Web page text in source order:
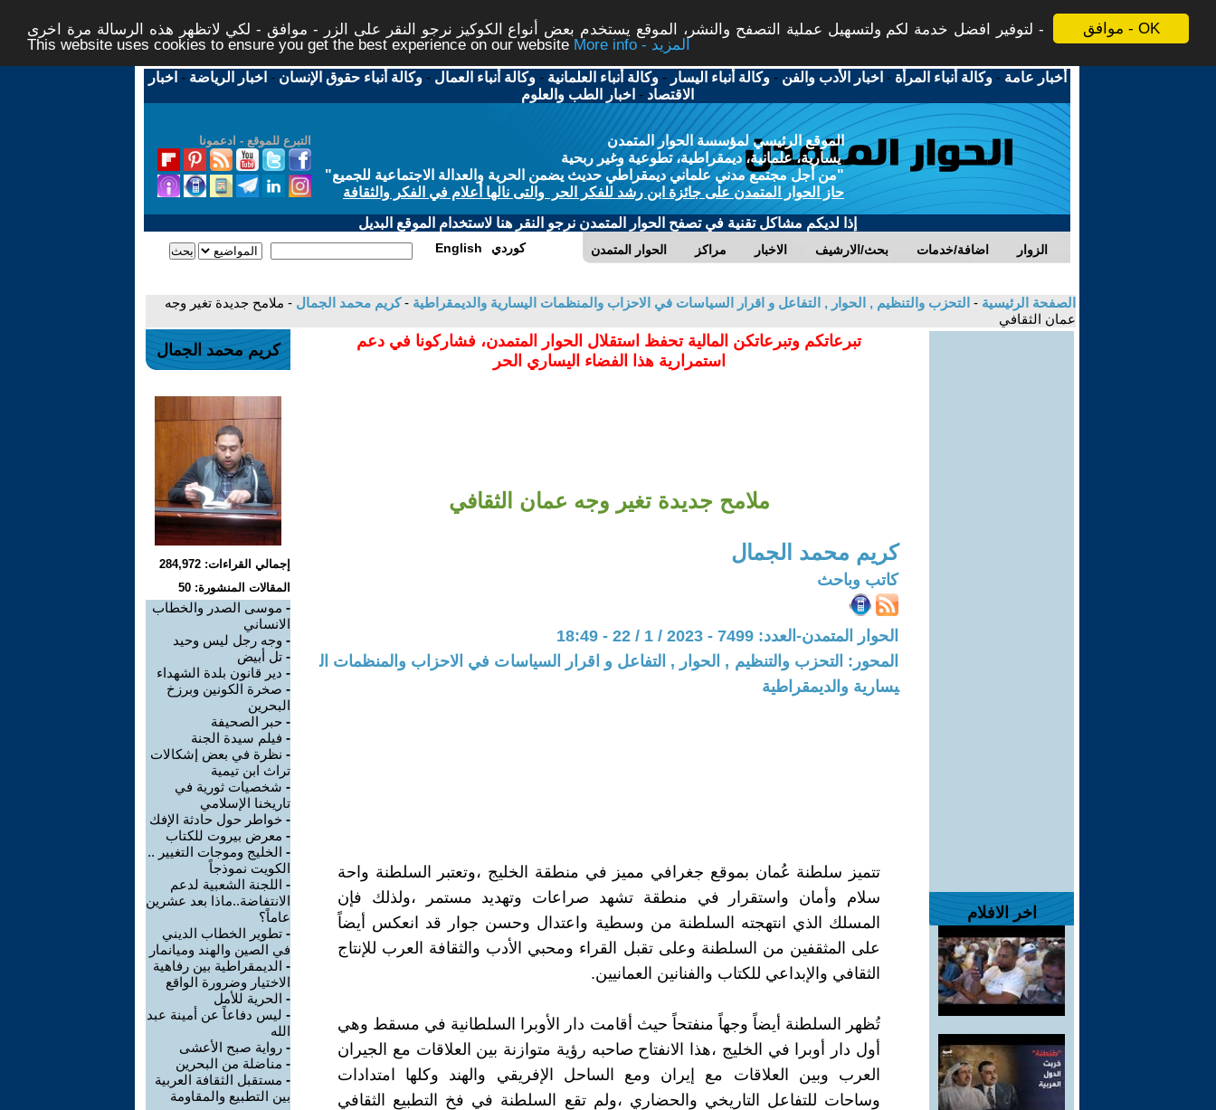
موافق - OK
لتوفير افضل خدمة لكم ولتسهيل عملية التصفح والنشر، الموقع يستخدم بعض أنواع الكوكيز نرجو النقر على الزر - موافق - لكي لاتظهر هذه الرسالة مرة اخرى -
This website uses cookies to ensure you get the best experience on our website
More info - المزيد
أخبار عامة -وكالة أنباء المرأة - اخبار الأدب والفن -وكالة أنباء اليسار -وكالة أنباء العلمانية -وكالة أنباء العمال -وكالة أنباء حقوق الإنسان - اخبار الرياضة - اخبار
الاقتصاد - اخبار الطب والعلوم
التبرع للموقع - ادعمونا
الموقع الرئيسي لمؤسسة الحوار المتمدن
يسارية، علمانية، ديمقراطية، تطوعية وغير ربحية
"من أجل مجتمع مدني علماني ديمقراطي حديث يضمن الحرية والعدالة الاجتماعية للجميع"
حاز الحوار المتمدن على جائزة ابن رشد للفكر الحر والتى نالها أعلام في الفكر والثقافة
إذا لديكم مشاكل تقنية في تصفح الحوار المتمدن نرجو النقر هنا لاستخدام الموقع البديل
الحوار المتمدن مراكز الاخبار بحث/الارشيف اضافة/خدمات الزوار English كوردي
الصفحة الرئيسية - التحزب والتنظيم , الحوار , التفاعل و اقرار السياسات في الاحزاب والمنظمات اليسارية والديمقراطية -كريم محمد الجمال - ملامح جديدة تغير وجه
عمان الثقافي
اخر الافلام
تبرعاتكم وتبرعاتكن المالية تحفظ استقلال الحوار المتمدن، فشاركونا في دعم
استمرارية هذا الفضاء اليساري الحر
ملامح جديدة تغير وجه عمان الثقافي
كريم محمد الجمال
كاتب وباحث
الحوار المتمدن-العدد: 7499 - 2023 / 1 / 22 - 18:49
المحور: التحزب والتنظيم , الحوار , التفاعل و اقرار السياسات في الاحزاب والمنظمات ال
يسارية والديمقراطية
تتميز سلطنة عُمان بموقع جغرافي مميز في منطقة الخليج ،وتعتبر السلطنة واحة
سلام وأمان واستقرار في منطقة تشهد صراعات وتهديد مستمر ،ولذلك فإن
المسلك الذي انتهجته السلطنة من وسطية واعتدال وحسن جوار قد انعكس أيضاً
على المثقفين من السلطنة وعلى تقبل القراء ومحبي الأدب والثقافة العرب للإنتاج
الثقافي والإبداعي للكتاب والفنانين العمانيين.
تُظهر السلطنة أيضاً وجهاً منفتحاً حيث أقامت دار الأوبرا السلطانية في مسقط وهي
أول دار أوبرا في الخليج ،هذا الانفتاح صاحبه رؤية متوازنة بين العلاقات مع الجيران
العرب وبين العلاقات مع إيران ومع الساحل الإفريقي والهند وكلها امتدادات
وساحات للتفاعل التاريخي والحضاري ،ولم تقع السلطنة في فخ التطبيع الثقافي
كريم محمد الجمال
إجمالي القراءات: 284,972
المقالات المنشورة: 50
- موسى الصدر والخطاب
الانساني
- وجه رجل ليس وحيد
- تل أبيض
- دير قانون بلدة الشهداء
- صخرة الكونين وبرزخ
البحرين
- حبر الصحيفة
- فيلم سيدة الجنة
- نظرة في بعض إشكالات
تراث ابن تيمية
- شخصيات ثورية في
تاريخنا الإسلامي
- خواطر حول حادثة الإفك
- معرض بيروت للكتاب
- الخليج وموجات التغيير ..
الكويت نموذجاً
- اللجنة الشعبية لدعم
الانتفاضة..ماذا بعد عشرين
عاماً؟
- تطوير الخطاب الديني
في الصين والهند وميانمار
- الديمقراطية بين رفاهية
الاختيار وضرورة الواقع
- الحرية للأمل
- ليس دفاعاً عن أمينة عبد
الله
- رواية صبح الأعشى
- مناضلة من البحرين
- مستقبل الثقافة العربية
بين التطبيع والمقاومة